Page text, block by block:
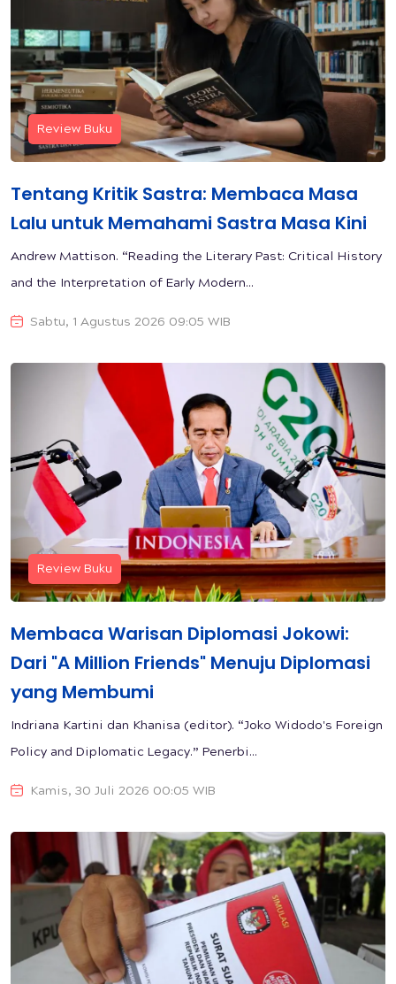
Review Buku
Tentang Kritik Sastra: Membaca Masa
Lalu untuk Memahami Sastra Masa Kini
Andrew Mattison. “Reading the Literary Past: Critical History
and the Interpretation of Early Modern...
Sabtu, 1 Agustus 2026 09:05 WIB
Review Buku
Membaca Warisan Diplomasi Jokowi:
Dari "A Million Friends" Menuju Diplomasi
yang Membumi
Indriana Kartini dan Khanisa (editor). “Joko Widodo's Foreign
Policy and Diplomatic Legacy.” Penerbi...
Kamis, 30 Juli 2026 00:05 WIB